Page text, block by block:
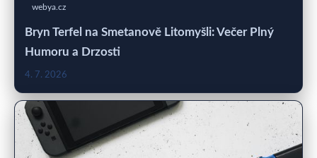
webya.cz
Bryn Terfel na Smetanově Litomyšli: Večer Plný
Humoru a Drzosti
4. 7. 2026